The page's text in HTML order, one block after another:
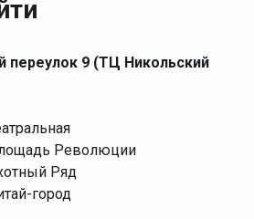
9 (ТЦ Никольский
Революции
Ряд
город